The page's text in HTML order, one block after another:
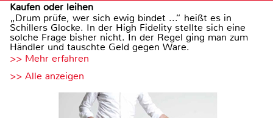
Kaufen oder leihen
„Drum prüfe, wer sich ewig bindet ...“ heißt es in
Schillers Glocke. In der High Fidelity stellte sich eine
solche Frage bisher nicht. In der Regel ging man zum
Händler und tauschte Geld gegen Ware.
>> Mehr erfahren
>> Alle anzeigen